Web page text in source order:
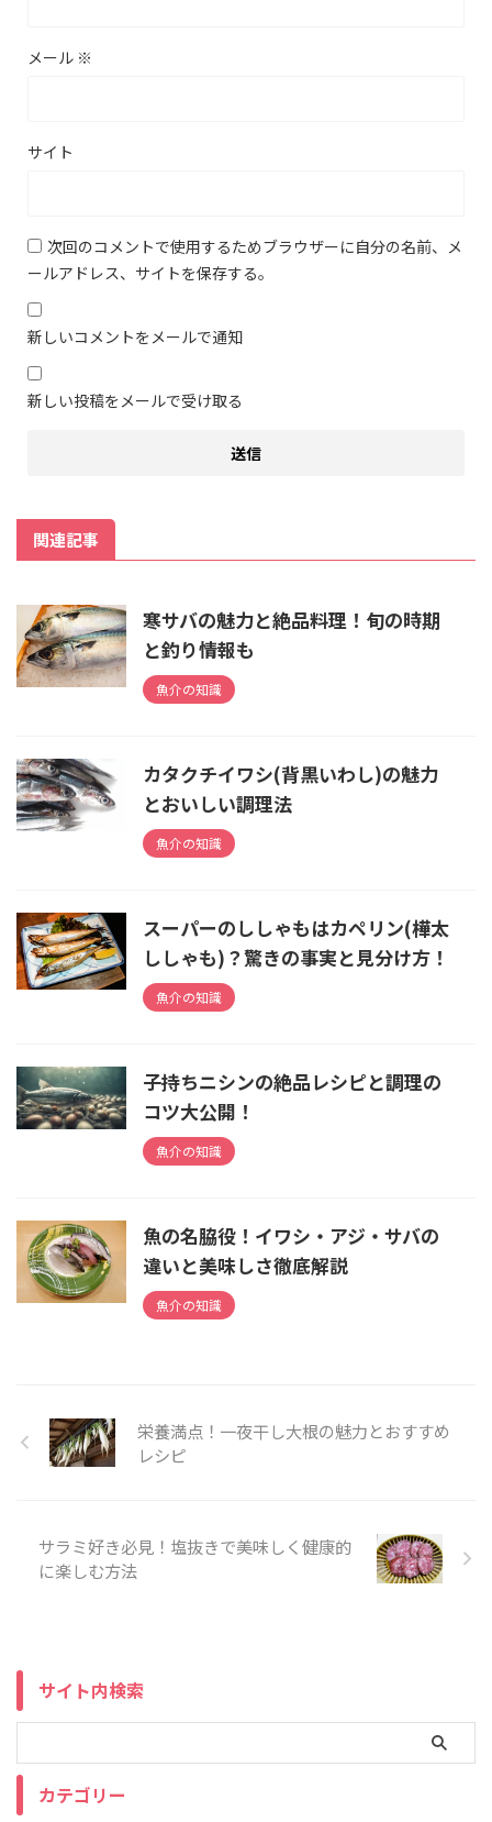
メール ※
サイト
次回のコメントで使用するためブラウザーに自分の名前、メ
ールアドレス、サイトを保存する。
新しいコメントをメールで通知
新しい投稿をメールで受け取る
関連記事
寒サバの魅力と絶品料理！旬の時期
と釣り情報も
魚介の知識
カタクチイワシ(背黒いわし)の魅力
とおいしい調理法
魚介の知識
スーパーのししゃもはカペリン(樺太
ししゃも)？驚きの事実と見分け方！
魚介の知識
子持ちニシンの絶品レシピと調理の
コツ大公開！
魚介の知識
魚の名脇役！イワシ・アジ・サバの
違いと美味しさ徹底解説
魚介の知識
栄養満点！一夜干し大根の魅力とおすすめ
レシピ
サラミ好き必見！塩抜きで美味しく健康的
に楽しむ方法
サイト内検索
カテゴリー